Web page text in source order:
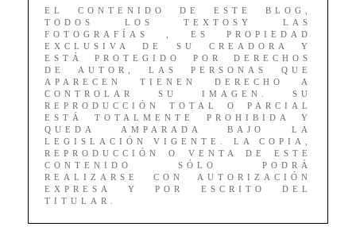
EL CONTENIDO DE ESTE BLOG,
TODOS LOS TEXTOSY LAS
FOTOGRAFÍAS , ES PROPIEDAD
EXCLUSIVA DE SU CREADORA Y
ESTÁ PROTEGIDO POR DERECHOS
DE AUTOR, LAS PERSONAS QUE
APARECEN TIENEN DERECHO A
CONTROLAR SU IMAGEN. SU
REPRODUCCIÓN TOTAL O PARCIAL
ESTÁ TOTALMENTE PROHIBIDA Y
QUEDA AMPARADA BAJO LA
LEGISLACIÓN VIGENTE. LA COPIA,
REPRODUCCIÓN O VENTA DE ESTE
CONTENIDO SÓLO PODRÁ
REALIZARSE CON AUTORIZACIÓN
EXPRESA Y POR ESCRITO DEL
TITULAR.